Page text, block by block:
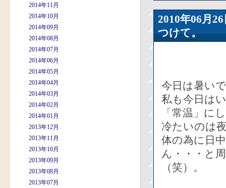
2014年11月
2014年10月
2014年09月
2014年08月
2014年07月
2014年06月
2014年05月
2014年04月
2014年03月
2014年02月
2014年01月
2013年12月
2013年11月
2013年10月
2013年09月
2013年08月
2013年07月
2010年06
つけて。
今日は暑い
私も今日は
「常温」に
冷たいのは
体の為に日
ん・・・と
（笑）。